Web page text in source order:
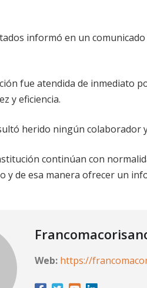
informó en un
fue atendida de inmediato
y eficiencia.
herido ningún colaborador
continúan con
y de esa manera ofrecer un
Web: https://